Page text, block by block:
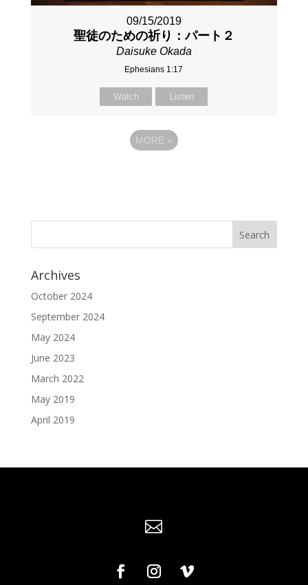
09/15/2019
聖徒のための祈り：パート２
Daisuke Okada
Ephesians 1:17
Watch Listen
MORE »
Archives
October 2024
September 2024
May 2024
June 2023
March 2022
May 2019
April 2019
